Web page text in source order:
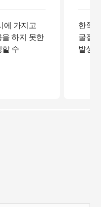
에 가지고
하지 못한
할 수
한쪽
굴절
발생